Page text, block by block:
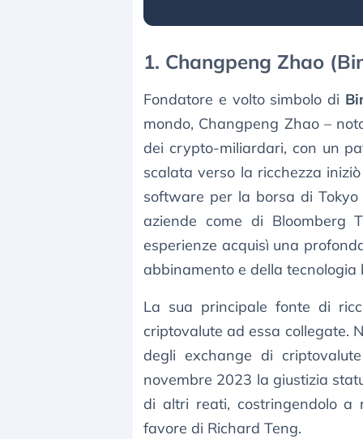
1. Changpeng Zhao
Fondatore e volto simbolo di
mondo, Changpeng Zhao –
dei crypto-miliardari, con un
scalata verso la ricchezza
software per la borsa di
aziende come di Bloomberg
esperienze acquisì una
abbinamento e della tecnologia
La sua principale fonte di
criptovalute ad essa collegate.
degli exchange di
novembre 2023 la giustizia
di altri reati, costringendolo a
favore di Richard Teng.